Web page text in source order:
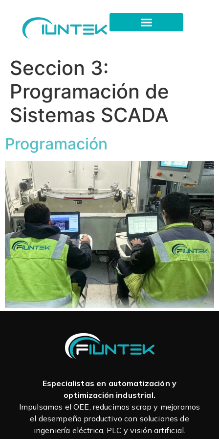
Seccion 3:
Programación de
Sistemas SCADA
Programación
Especialistas en automatización y
optimización industrial.
Impulsamos el OEE, reducimos scrap y mejoramos
el desempeño productivo con soluciones de
ingeniería eléctrica, PLC y visión artificial.